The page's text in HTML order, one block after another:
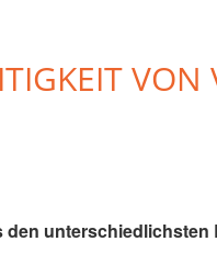
VON
den unterschiedlichsten